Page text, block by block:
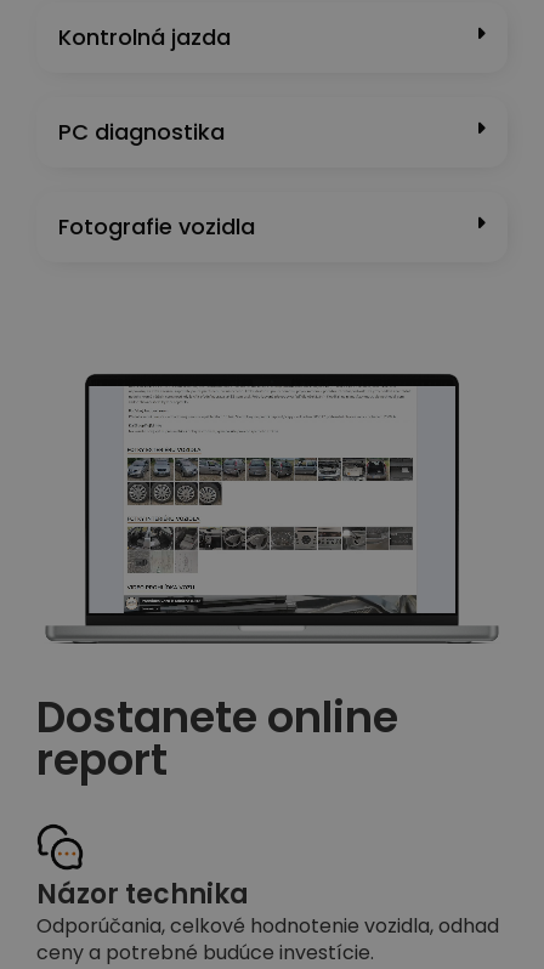
Kontrolná jazda
PC diagnostika
Fotografie vozidla
Dostanete online
report
Názor technika
Odporúčania, celkové hodnotenie vozidla, odhad
ceny a potrebné budúce investície.